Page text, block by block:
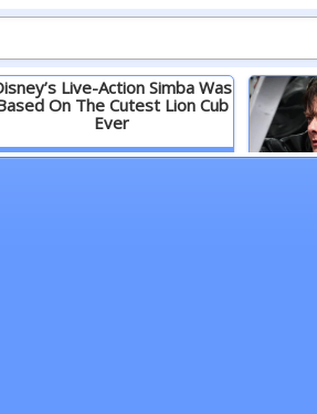
Live-Action Simba Was
On The Cutest Lion Cub
Ever
Детальніше